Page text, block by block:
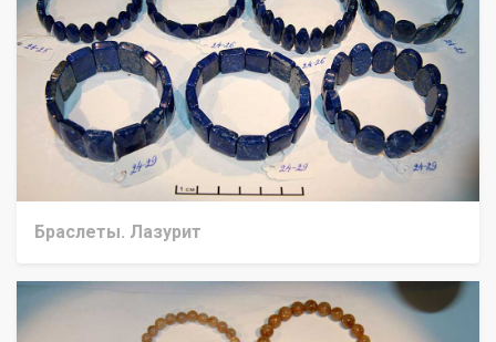
Браслеты. Лазурит